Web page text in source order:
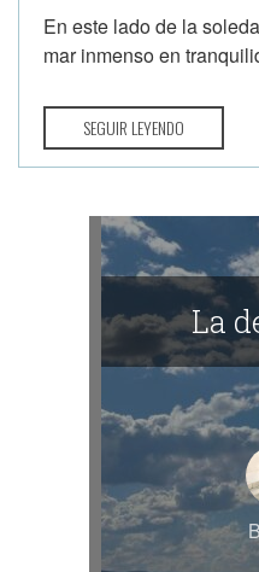
En este lado de la
mar inmenso en
SEGUIR LEYENDO
La